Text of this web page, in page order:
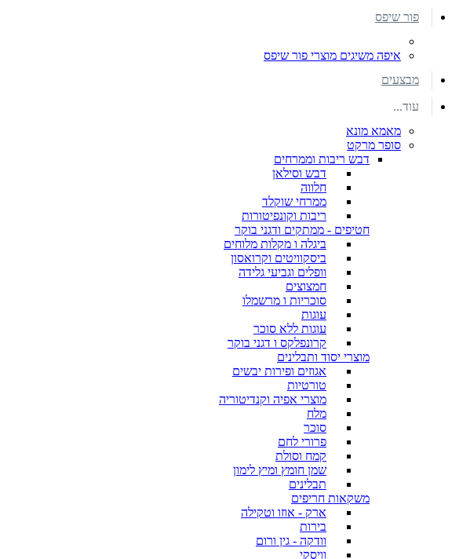
פור שיפס
איפה משיגים מוצרי פור שיפס
מבצעים
עוד...
מאמא מונא
סופר מרקט
דבש ריבות וממרחים
דבש וסילאן
חלווה
ממרחי שוקלד
ריבות וקונפיטורות
חטיפים - ממתקים ודגני בוקר
ביגלה ו מקלות מלוחים
ביסקוויטים וקרואסון
וופלים וגביעי גלידה
חמצוצים
סוכריות ו מרשמלו
עוגות
עוגות ללא סוכר
קרונפלקס ו דגני בוקר
מוצרי יסוד ותבלינים
אגוזים ופירות יבשים
טורטיות
מוצרי אפיה וקנדיטוריה
מלח
סוכר
פרורי לחם
קמח וסולת
שמן חומץ ומיץ לימון
תבלינים
משקאות חריפים
ארק - אוזו וטקילה
בירות
וודקה - גין ורום
וויסקי